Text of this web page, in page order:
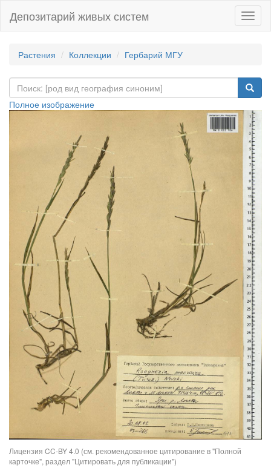
Депозитарий живых систем
Растения Коллекции Гербарий МГУ
Полное изображение
Лицензия CC-BY 4.0 (см. рекомендованное цитирование в "Полной
карточке", раздел "Цитировать для публикации")